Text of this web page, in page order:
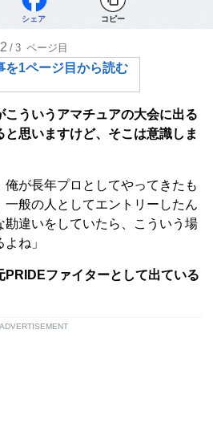
シェア コピー
2 /3 ページ目
を1ページ目から読む
ういうアマチュアの大会に出る
と思いますけど、そこは意識しま
俺が長年プロとしてやってきたも
般の人としてエントリーしたん
勘違いをしていたら、こういう場
ね」
ファイターとして出ている
ADVERTISEMENT